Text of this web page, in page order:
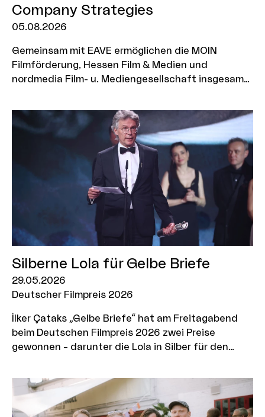
Company Strategies
05.08.2026
Gemeinsam mit EAVE ermöglichen die MOIN
Filmförderung, Hessen Film & Medien und
nordmedia Film- u. Mediengesellschaft insgesamt
Das Programm richtet sich an Produzent:innen, die
ihre Unternehmensstrategie weiterentwickeln,
neue Geschäftsmodelle erschließen und ihre Firma
nachhaltig für die Zukunft aufstellen möchten.
Aus jeder Förderregion werden drei Unternehmen
ausgewählt, von denen je zwei Personen an dem
Workshop teilnehmen können. Bewerbungsschluss
ist der 7. September 2026.
Silberne Lola für Gelbe Briefe
29.05.2026
Deutscher Filmpreis 2026
İlker Çataks „Gelbe Briefe“ hat am Freitagabend
beim Deutschen Filmpreis 2026 zwei Preise
gewonnen – darunter die Lola in Silber für den